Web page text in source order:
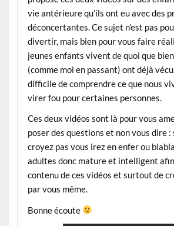
vie antérieure qu’ils ont eu avec des
déconcertantes. Ce sujet n’est pas
divertir, mais bien pour vous faire
jeunes enfants vivent de quoi que
(comme moi en passant) ont déjà
difficile de comprendre ce que nous
virer fou pour certaines personnes.
Ces deux vidéos sont là pour vous
poser des questions et non vous dire :
croyez pas vous irez en enfer ou
adultes donc mature et intelligent afin
contenu de ces vidéos et surtout de
par vous même.
Bonne écoute